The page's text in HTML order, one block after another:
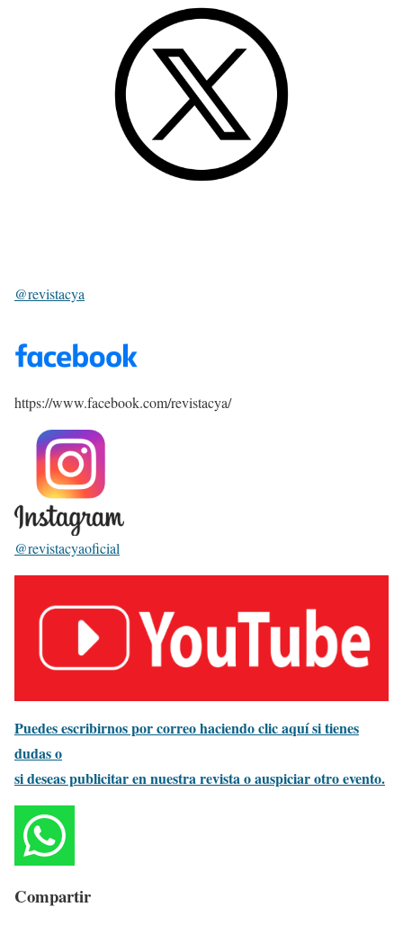
@revistacya
https://www.facebook.com/revistacya/
@revistacyaoficial
Puedes escribirnos por correo haciendo clic aquí si tienes
dudas o
si deseas publicitar en nuestra revista o auspiciar otro evento.
Compartir